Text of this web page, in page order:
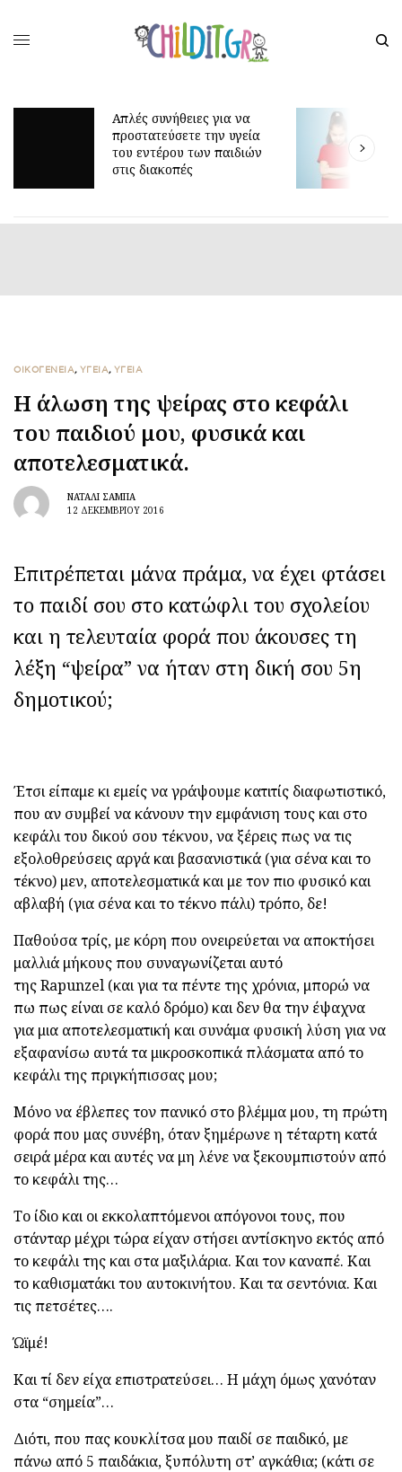
Απλές συνήθειες για να
προστατεύσετε την υγεία
του εντέρου των παιδιών
στις διακοπές
ΟΙΚΟΓΕΝΕΙΑ, ΥΓΕΙΑ, ΥΓΕΙΑ
Η άλωση της ψείρας στο κεφάλι
του παιδιού μου, φυσικά και
αποτελεσματικά.
ΝΑΤΑΛΊ ΣΑΜΠΆ
12 ΔΕΚΕΜΒΡΊΟΥ 2016
Επιτρέπεται μάνα πράμα, να έχει φτάσει
το παιδί σου στο κατώφλι του σχολείου
και η τελευταία φορά που άκουσες τη
λέξη “ψείρα” να ήταν στη δική σου 5η
δημοτικού;
Έτσι είπαμε κι εμείς να γράψουμε κατιτίς διαφωτιστικό,
που αν συμβεί να κάνουν την εμφάνιση τους και στο
κεφάλι του δικού σου τέκνου, να ξέρεις πως να τις
εξολοθρεύσεις αργά και βασανιστικά (για σένα και το
τέκνο) μεν, αποτελεσματικά και με τον πιο φυσικό και
αβλαβή (για σένα και το τέκνο πάλι) τρόπο, δε!
Παθούσα τρίς, με κόρη που ονειρεύεται να αποκτήσει
μαλλιά μήκους που συναγωνίζεται αυτό
τηςRapunzel (και για τα πέντε της χρόνια, μπορώ να
πω πως είναι σε καλό δρόμο) και δεν θα την έψαχνα
για μια αποτελεσματική και συνάμα φυσική λύση για να
εξαφανίσω αυτά τα μικροσκοπικά πλάσματα από το
κεφάλι της πριγκήπισσας μου;
Μόνο να έβλεπες τον πανικό στο βλέμμα μου, τη πρώτη
φορά που μας συνέβη, όταν ξημέρωνε η τέταρτη κατά
σειρά μέρα και αυτές να μη λένε να ξεκουμπιστούν από
το κεφάλι της…
Το ίδιο και οι εκκολαπτόμενοι απόγονοι τους, που
στάνταρ μέχρι τώρα είχαν στήσει αντίσκηνο εκτός από
το κεφάλι της και στα μαξιλάρια. Και τον καναπέ. Και
το καθισματάκι του αυτοκινήτου. Και τα σεντόνια. Και
τις πετσέτες….
Ώϊμέ!
Και τί δεν είχα επιστρατεύσει… Η μάχη όμως χανόταν
στα “σημεία”…
Διότι, που πας κουκλίτσα μου παιδί σε παιδικό, με
πάνω από 5 παιδάκια, ξυπόλυτη στ’ αγκάθια; (κάτι σε